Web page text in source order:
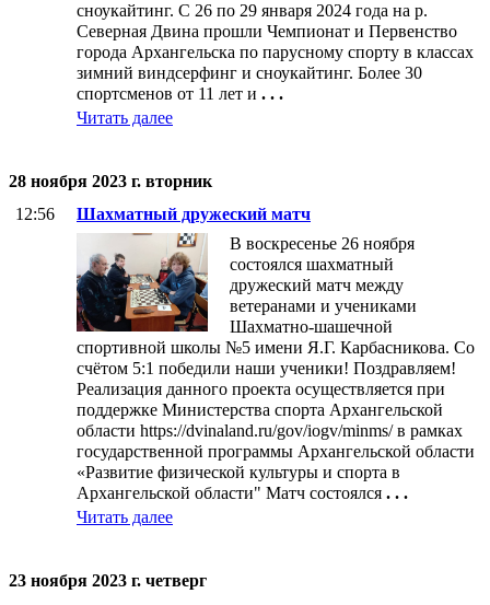
сноукайтинг. С 26 по 29 января 2024 года на р.
Северная Двина прошли Чемпионат и Первенство
города Архангельска по парусному спорту в классах
зимний виндсерфинг и сноукайтинг. Более 30
спортсменов от 11 лет и . . .
Читать далее
28 ноября 2023 г. вторник
12:56
Шахматный дружеский матч
В воскресенье 26 ноября
состоялся шахматный
дружеский матч между
ветеранами и учениками
Шахматно-шашечной
спортивной школы №5 имени Я.Г. Карбасникова. Со
счётом 5:1 победили наши ученики! Поздравляем!
Реализация данного проекта осуществляется при
поддержке Министерства спорта Архангельской
области https://dvinaland.ru/gov/iogv/minms/ в рамках
государственной программы Архангельской области
«Развитие физической культуры и спорта в
Архангельской области" Матч состоялся . . .
Читать далее
23 ноября 2023 г. четверг